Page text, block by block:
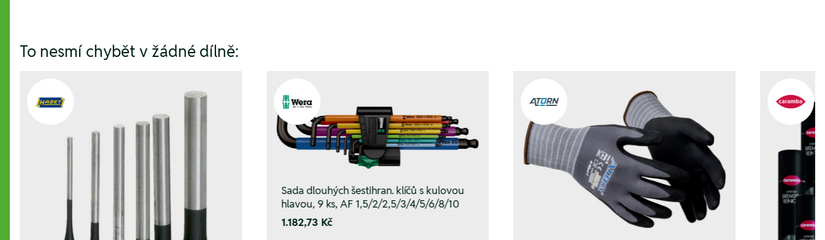
To nesmí chybět v žádné dílně:
Sada dlouhých šestihran. klíčů s kulovou
hlavou, 9 ks, AF 1,5/2/2,5/3/4/5/6/8/10
1.182,73 Kč